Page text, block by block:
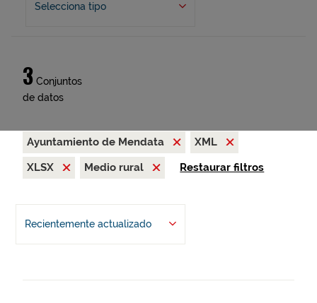
Selecciona tipo
3 Conjuntos
de datos
Ayuntamiento de Mendata
XML
XLSX
Medio rural Restaurar filtros
Recientemente actualizado